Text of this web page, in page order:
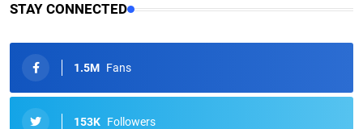
STAY CONNECTED
1.5M Fans
153K Followers